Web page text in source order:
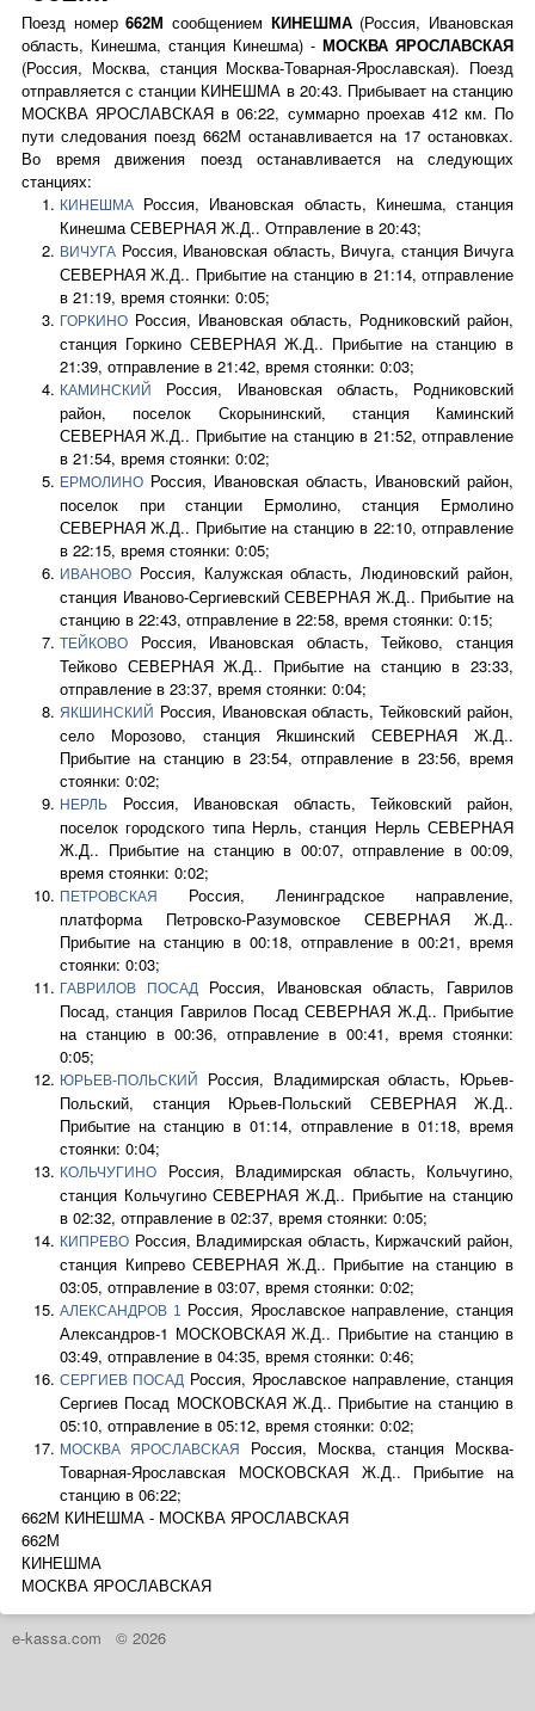
Поезд номер662М сообщением КИНЕШМА(Россия, Ивановская
область, Кинешма, станция Кинешма) - МОСКВА ЯРОСЛАВСКАЯ
(Россия, Москва, станция Москва-Товарная-Ярославская). Поезд
отправляется с станции КИНЕШМА в 20:43. Прибывает на станцию
МОСКВА ЯРОСЛАВСКАЯ в 06:22, суммарно проехав 412 км. По
пути следования поезд 662М останавливается на 17 остановках.
Во время движения поезд останавливается на следующих
станциях:
КИНЕШМА
Россия, Ивановская область, Кинешма, станция
Кинешма СЕВЕРНАЯ Ж.Д.. Отправление в 20:43;
ВИЧУГА Россия, Ивановская область, Вичуга, станция Вичуга
СЕВЕРНАЯ Ж.Д.. Прибытие на станцию в 21:14, отправление
в 21:19, время стоянки: 0:05;
ГОРКИНО Россия, Ивановская область, Родниковский район,
станция Горкино СЕВЕРНАЯ Ж.Д.. Прибытие на станцию в
21:39, отправление в 21:42, время стоянки: 0:03;
КАМИНСКИЙ
Россия, Ивановская область, Родниковский
район, поселок Скорынинский, станция Каминский
СЕВЕРНАЯ Ж.Д.. Прибытие на станцию в 21:52, отправление
в 21:54, время стоянки: 0:02;
ЕРМОЛИНО Россия, Ивановская область, Ивановский район,
поселок при станции Ермолино, станция Ермолино
СЕВЕРНАЯ Ж.Д.. Прибытие на станцию в 22:10, отправление
в 22:15, время стоянки: 0:05;
ИВАНОВО Россия, Калужская область, Людиновский район,
станция Иваново-Сергиевский СЕВЕРНАЯ Ж.Д.. Прибытие на
станцию в 22:43, отправление в 22:58, время стоянки: 0:15;
ТЕЙКОВО
Россия, Ивановская область, Тейково, станция
Тейково СЕВЕРНАЯ Ж.Д.. Прибытие на станцию в 23:33,
отправление в 23:37, время стоянки: 0:04;
ЯКШИНСКИЙ Россия, Ивановская область, Тейковский район,
село Морозово, станция Якшинский СЕВЕРНАЯ Ж.Д..
Прибытие на станцию в 23:54, отправление в 23:56, время
стоянки: 0:02;
НЕРЛЬ
Россия, Ивановская область, Тейковский район,
поселок городского типа Нерль, станция Нерль СЕВЕРНАЯ
Ж.Д.. Прибытие на станцию в 00:07, отправление в 00:09,
время стоянки: 0:02;
ПЕТРОВСКАЯ
Россия, Ленинградское направление,
платформа Петровско-Разумовское СЕВЕРНАЯ Ж.Д..
Прибытие на станцию в 00:18, отправление в 00:21, время
стоянки: 0:03;
ГАВРИЛОВ ПОСАДРоссия, Ивановская область, Гаврилов
Посад, станция Гаврилов Посад СЕВЕРНАЯ Ж.Д.. Прибытие
на станцию в 00:36, отправление в 00:41, время стоянки:
0:05;
ЮРЬЕВ-ПОЛЬСКИЙ
Россия, Владимирская область, Юрьев-
Польский, станция Юрьев-Польский СЕВЕРНАЯ Ж.Д..
Прибытие на станцию в 01:14, отправление в 01:18, время
стоянки: 0:04;
КОЛЬЧУГИНО
Россия, Владимирская область, Кольчугино,
станция Кольчугино СЕВЕРНАЯ Ж.Д.. Прибытие на станцию
в 02:32, отправление в 02:37, время стоянки: 0:05;
КИПРЕВО Россия, Владимирская область, Киржачский район,
станция Кипрево СЕВЕРНАЯ Ж.Д.. Прибытие на станцию в
03:05, отправление в 03:07, время стоянки: 0:02;
АЛЕКСАНДРОВ 1 Россия, Ярославское направление, станция
Александров-1 МОСКОВСКАЯ Ж.Д.. Прибытие на станцию в
03:49, отправление в 04:35, время стоянки: 0:46;
СЕРГИЕВ ПОСАД Россия, Ярославское направление, станция
Сергиев Посад МОСКОВСКАЯ Ж.Д.. Прибытие на станцию в
05:10, отправление в 05:12, время стоянки: 0:02;
МОСКВА ЯРОСЛАВСКАЯ
Россия, Москва, станция Москва-
Товарная-Ярославская МОСКОВСКАЯ Ж.Д.. Прибытие на
станцию в 06:22;
662М КИНЕШМА - МОСКВА ЯРОСЛАВСКАЯ
662М
КИНЕШМА
МОСКВА ЯРОСЛАВСКАЯ
e-kassa.com © 2026